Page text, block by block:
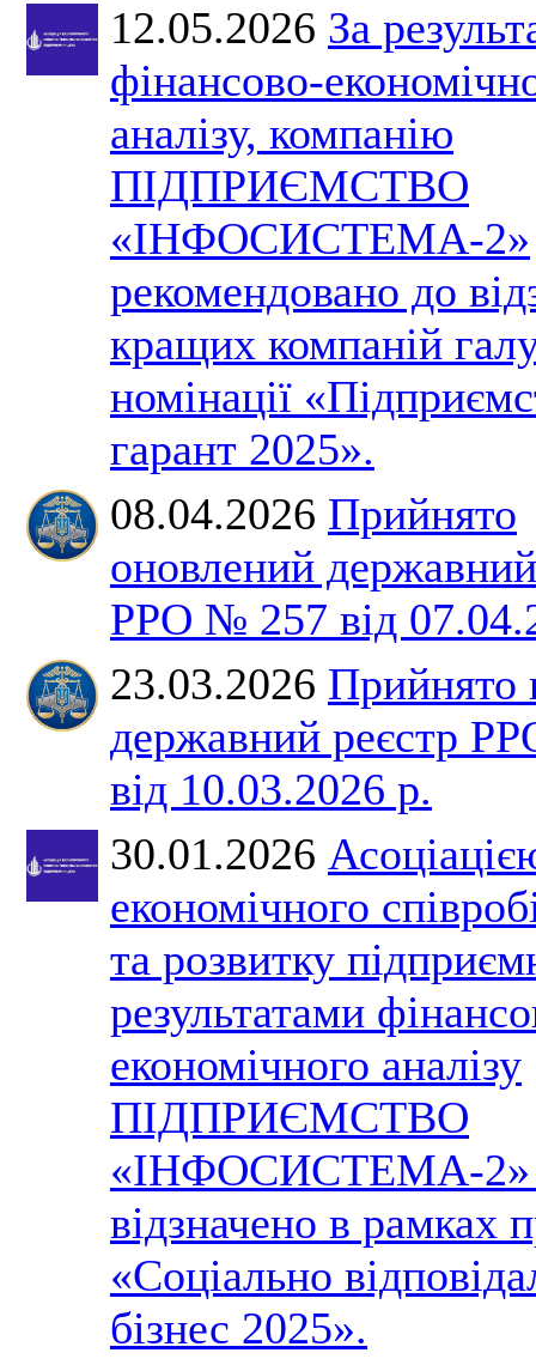
12.05.2026 За
фінансово-
аналізу, компанію
ПІДПРИЄМСТВО
«ІНФОСИСТЕМА-2»
рекомендовано до
кращих компаній
номінації
гарант 2025».
08.04.2026 Прийнято
оновлений
РРО № 257 від
23.03.2026 Прийнято
державний реєстр
від 10.03.2026 р.
30.01.2026
економічного
та розвитку
результатами
економічного аналізу
ПІДПРИЄМСТВО
«ІНФОСИСТЕМА-2»
відзначено в рамках
«Соціально
бізнес 2025».